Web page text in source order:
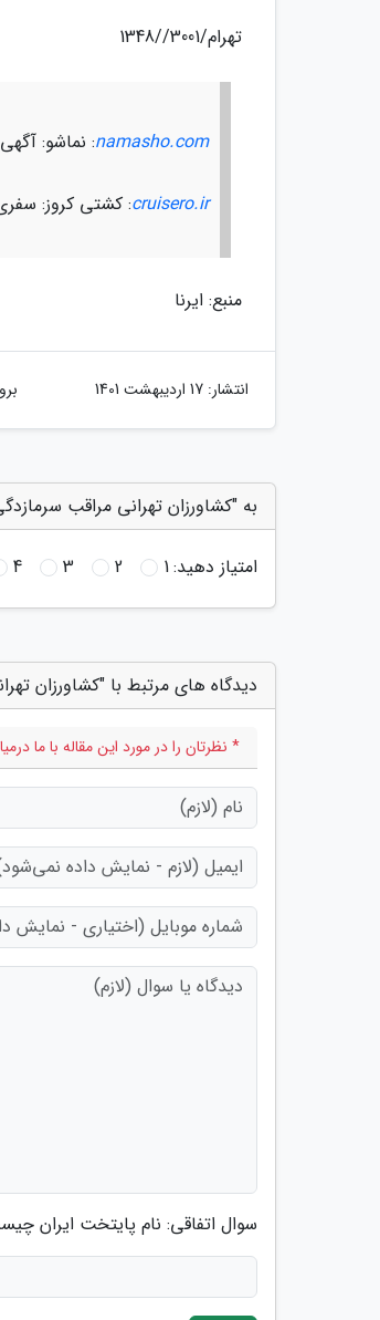
تهرام/3001//1348
namasho.com: نماشو:
cruisero.ir: کشتی کروز:
منبع: ایرنا
انتشار: 17 اردیبهشت 1401
به "کشاورزان تهرانی مراقب
امتیاز دهید:1
2
3
4
دیدگاه های مرتبط با "کشاورزان
* نظرتان را در مورد این مقاله با ما
سوال اتفاقی: نام پایتخت ایران